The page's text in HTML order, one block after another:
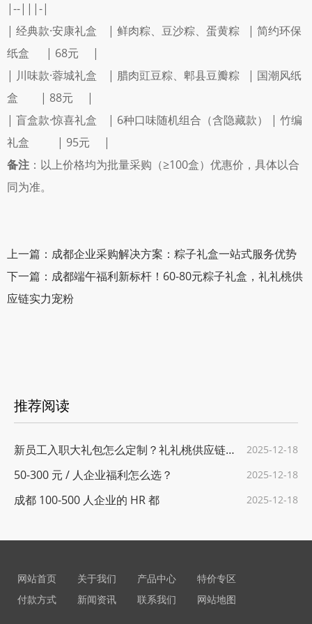
|--|||-|
| 经典款·安康礼盒    | 鲜肉粽、豆沙粽、蛋黄粽   | 简约环保
纸盒      | 68元     |
| 川味款·蓉城礼盒    | 腊肉豇豆粽、郫县豆瓣粽   | 国潮风纸
盒        | 88元     |
| 盲盒款·惊喜礼盒    | 6种口味随机组合（含隐藏款） | 竹编
礼盒          | 95元     |
备注 ：以上价格均为批量采购（≥100盒）优惠价，具体以合
同为准。
上一篇：成都企业采购解决方案：粽子礼盒一站式服务优势
下一篇：成都端午福利新标杆！60-80元粽子礼盒，礼礼桃供
应链实力宠粉
推荐阅读
新员工入职大礼包怎么定制？礼礼桃供应链给 2025-12-18
50-300 元 / 人企业福利怎么选？ 2025-12-18
成都 100-500 人企业的 HR 都 2025-12-18
网站首页 关于我们 产品中心
特价专区
付款方式
新闻资讯 联系我们 网站地图